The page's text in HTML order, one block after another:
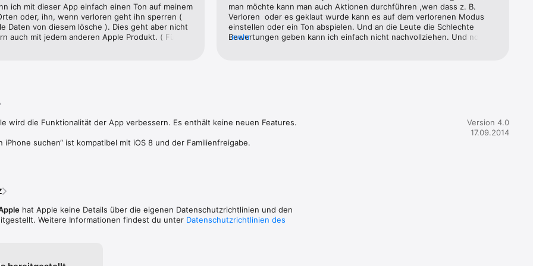
Ton mit voller Lautstärke abspielen (selbst wenn das Gerät stumm geschaltet
Standort und den Standort Ihres verloren gegangenen Geräts auf der
Löschauftrag, wenn Ihr verloren gegangenes Gerät offline ist.
ich mit dieser App einfach einen Ton auf meinem
oder, ihn, wenn verloren geht ihn sperren (
Daten von diesem lösche ). Dies geht aber nicht
auch mit jedem anderen Apple Produkt. ( Für alle
man möchte kann man auch Aktionen durchführen ,wen dass z. B.
Verloren  oder es geklaut wurde kann es auf dem verlorenen Modus
einstellen oder ein Ton abspielen. Und an die Leute die Schlechte
Bewertungen geben kann ich einfach nicht nachvollziehen. Und noch
mehr
wird die Funktionalität der App verbessern. Es enthält keine neuen Features.
iPhone suchen“ ist kompatibel mit iOS 8 und der Familienfreigabe.
Version 4.0
17.09.2014
hat Apple keine Details über die eigenen Datenschutzrichtlinien und den
Weitere Informationen findest du unter Datenschutzrichtlinien des